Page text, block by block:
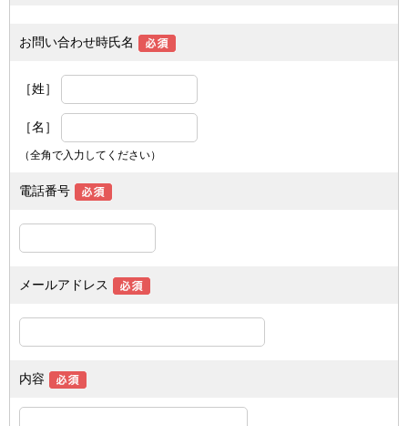
お問い合わせ時氏名
［姓］
［名］
（全角で入力してください）
電話番号
メールアドレス
内容